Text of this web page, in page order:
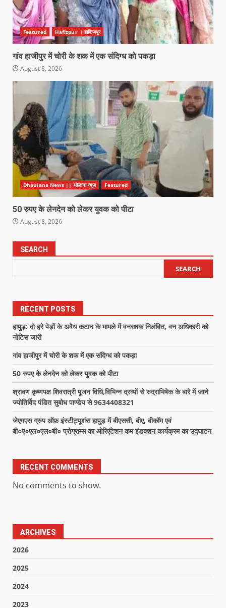
Featured Hafizpur । हाफिजपुर
गांव हाजीपुर में चोरी के शक में एक संदिग्ध को पकड़ा
August 8, 2026
Dhaulana News || धौलाना न्यूज़ Featured
50 रुपए के लेनदेन को लेकर युवक को पीटा
August 8, 2026
SEARCH
SEARCH
RECENT POSTS
हापुड़: दो हरे पेड़ों के अवैध कटान के मामले में वनरक्षक निलंबित, वन अधिकारी को
नोटिस जारी
गांव हाजीपुर में चोरी के शक में एक संदिग्ध को पकड़ा
50 रुपए के लेनदेन को लेकर युवक को पीटा
श्रावण कृष्णपक्ष शिवरात्री पूजन विधि,विभिन्न द्रव्यों से रुद्राभिषेक के बारे में जाने
ज्योतिर्विद पंडित सुबोध पाण्डेय से 9634408321
जेएमएस ग्रुप ऑफ़ इंस्टीट्यूशंस हापुड़ में बीएससी, बीए, बीकॉम एवं
बी०ए०एल०एल०बी० प्रोग्राम्स का ओरिएंटेशन कम इंडक्शन कार्यक्रम का उद्घाटन
RECENT COMMENTS
No comments to show.
ARCHIVES
2026
2025
2024
2023